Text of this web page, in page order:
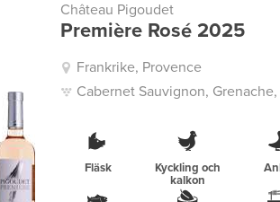
Château Pigoudet
Première Rosé 2025
Frankrike, Provence
Cabernet Sauvignon,
Fläsk
Kyckling och
kalkon